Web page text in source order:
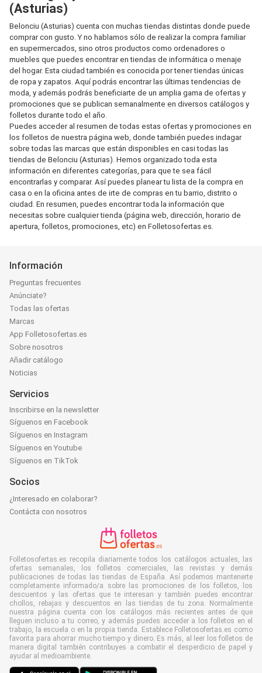
(Asturias)
Belonciu (Asturias) cuenta con muchas tiendas distintas donde puede
comprar con gusto. Y no hablamos sólo de realizar la compra familiar
en supermercados, sino otros productos como ordenadores o
muebles que puedes encontrar en tiendas de informática o menaje
del hogar. Esta ciudad también es conocida por tener tiendas únicas
de ropa y zapatos. Aquí podrás encontrar las últimas tendencias de
moda, y además podrás beneficiarte de un amplia gama de ofertas y
promociones que se publican semanalmente en diversos catálogos y
folletos durante todo el año.
Puedes acceder al resumen de todas estas ofertas y promociones en
los folletos de nuestra página web, donde también puedes indagar
sobre todas las marcas que están disponibles en casi todas las
tiendas de Belonciu (Asturias). Hemos organizado toda esta
información en diferentes categorías, para que te sea fácil
encontrarlas y comparar. Así puedes planear tu lista de la compra en
casa o en la oficina antes de irte de compras en tu barrio, distrito o
ciudad. En resumen, puedes encontrar toda la información que
necesitas sobre cualquier tienda (página web, dirección, horario de
apertura, folletos, promociones, etc) en Folletosofertas.es.
Información
Preguntas frecuentes
Anúnciate?
Todas las ofertas
Marcas
App Folletosofertas.es
Sobre nosotros
Añadir catálogo
Noticias
Servicios
Inscribirse en la newsletter
Síguenos en Facebook
Síguenos en Instagram
Síguenos en Youtube
Síguenos en TikTok
Socios
¿Interesado en colaborar?
Contácta con nosotros
Folletosofertas.es recopila diariamente todos los catálogos actuales, las
ofertas semanales, los folletos comerciales, las revistas y demás
publicaciones de todas las tiendas de España. Así podemos mantenerte
completamente informado/a sobre las promociones de los folletos, los
descuentos y las ofertas que te interesan y también puedes encontrar
chollos, rebajas y descuentos en las tiendas de tu zona. Normalmente
nuestra página cuenta con los catálogos más recientes antes de que
lleguen incluso a tu correo, y además puedes acceder a los folletos en el
trabajo, la escuela o en la propia tienda. Establece Folletosofertas.es como
favorita para ahorrar mucho tiempo y dinero. Es más, al leer los folletos de
manera digital también contribuyes a combatir el desperdicio de papel y
ayudar al medioambiente.